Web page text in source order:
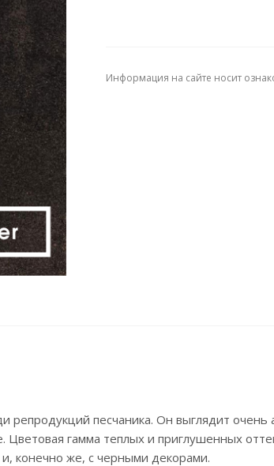
Информация на сайте носит
песчаника. Он выглядит очень
гамма теплых и приглушенных
конечно же, с черными декорами.